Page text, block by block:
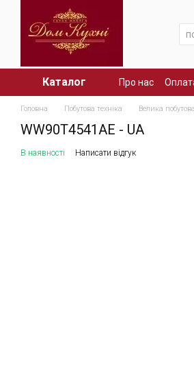
Перейти до основного контенту
Каталог Про нас
Головна Побутова техніка Велика
WW90T4541AE - UA
В наявності Написати відгук